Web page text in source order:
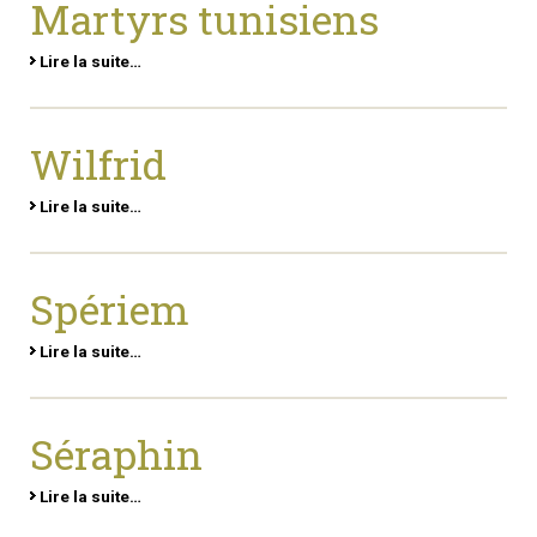
Martyrs tunisiens
Lire la suite…
Wilfrid
Lire la suite…
Spériem
Lire la suite…
Séraphin
Lire la suite…